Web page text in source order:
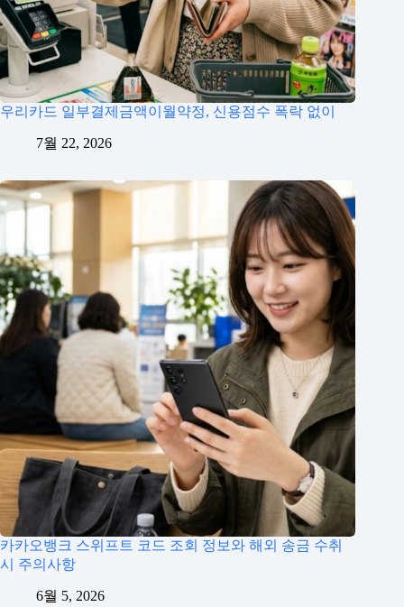
우리카드 일부결제금액이월약정, 신용점수 폭락 없이
7월 22, 2026
카카오뱅크 스위프트 코드 조회 정보와 해외 송금 수취
시 주의사항
6월 5, 2026